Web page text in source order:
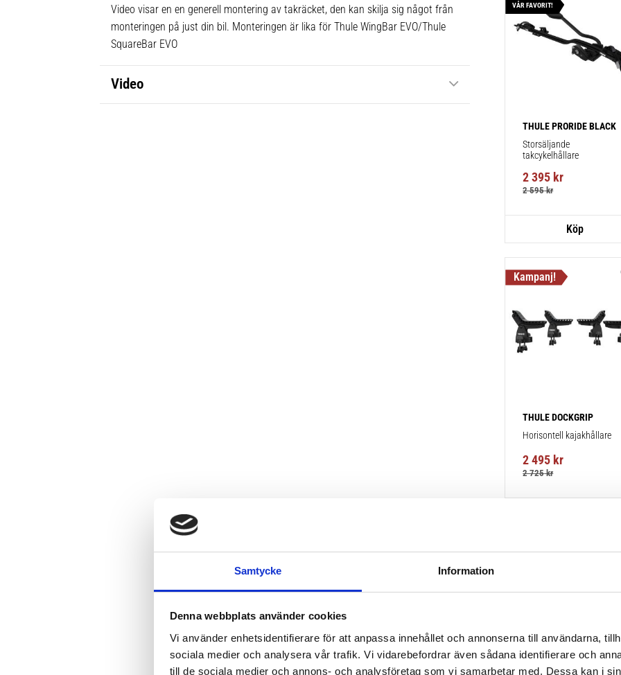
Samtycke Information
Denna webbplats använder cookies
Vi använder enhetsidentifierare för att anpassa innehållet och annonserna till användarna,
sociala medier och analysera vår trafik. Vi vidarebefordrar även sådana identifierare och
till de sociala medier och annons- och analysföretag som vi samarbetar med. Dessa kan i
Video visar en en generell montering av takräcket, den kan skilja sig något från
monteringen på just din bil. Monteringen är lika för Thule WingBar EVO/Thule
SquareBar EVO
Video
THULE PRORIDE BLACK
Storsäljande
takcykelhållare
2 395 kr
2 595kr
VÅR FAVORIT!
THULE DOCKGRIP
Horisontell kajakhållare
2 495 kr
2 725kr